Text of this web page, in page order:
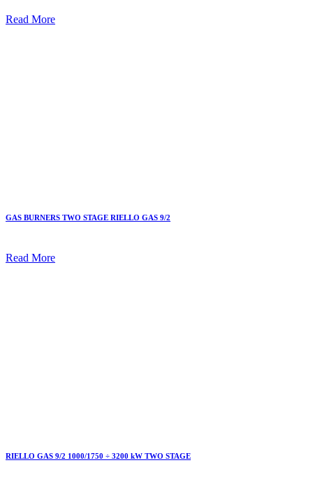
Read More
GAS BURNERS TWO STAGE RIELLO GAS 9/2
Read More
RIELLO GAS 9/2 1000/1750 ÷ 3200 kW TWO STAGE